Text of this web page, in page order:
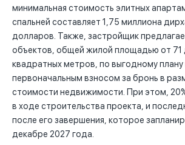
минимальная стоимость элитных
спальней составляет 1,75 миллиона
долларов. Также, застройщик
объектов, общей жилой площадью от 71
квадратных метров, по выгодному
первоначальным взносом за бронь в
стоимости недвижимости. При этом,
в ходе строительства проекта, и
после его завершения, которое
декабре 2027 года.